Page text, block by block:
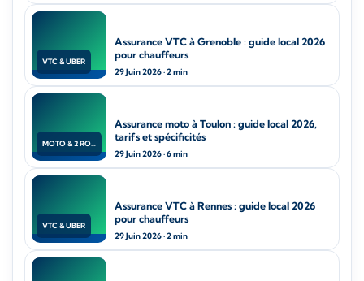
VTC & UBER
Assurance VTC à Grenoble : guide local 2026
pour chauffeurs
29 Juin 2026 · 2 min
Assurance moto à Toulon : guide local 2026,
tarifs et spécificités
29 Juin 2026 · 6 min
VTC & UBER
Assurance VTC à Rennes : guide local 2026
pour chauffeurs
29 Juin 2026 · 2 min